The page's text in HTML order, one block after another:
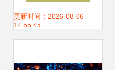
更新时间：2026-08-06
14:55:45